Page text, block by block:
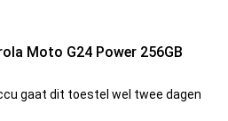
Moto G24 Power 256GB
gaat dit toestel wel twee dagen